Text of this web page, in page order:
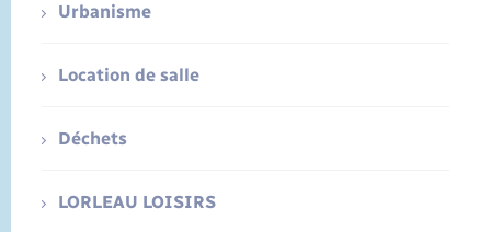
Urbanisme
Location de salle
Déchets
LORLEAU LOISIRS